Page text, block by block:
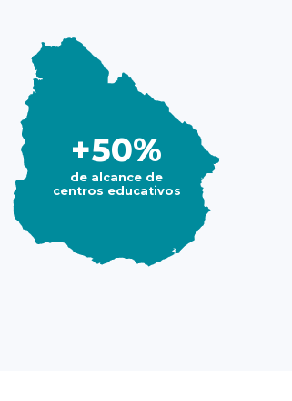
+50%
de alcance de
centros educativos